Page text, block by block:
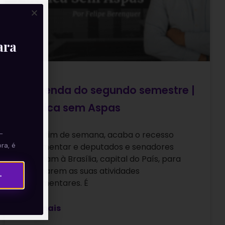
A agenda do segundo semestre |
Política sem Aspas
Neste fim de semana, acaba o recesso
parlamentar e deputados e senadores
retornam à Brasília, capital do País, para
retomarem as suas atividades
parlamentares. É
Leia mais
é